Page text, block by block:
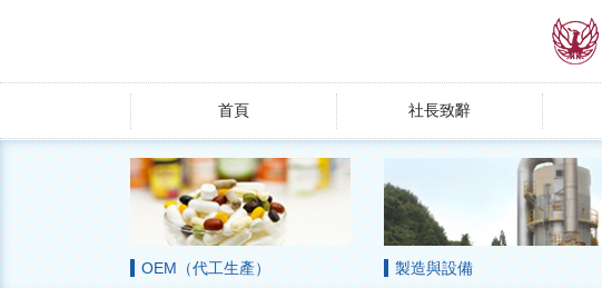
首頁 社長致辭
OEM（代工生產） 製造與設備